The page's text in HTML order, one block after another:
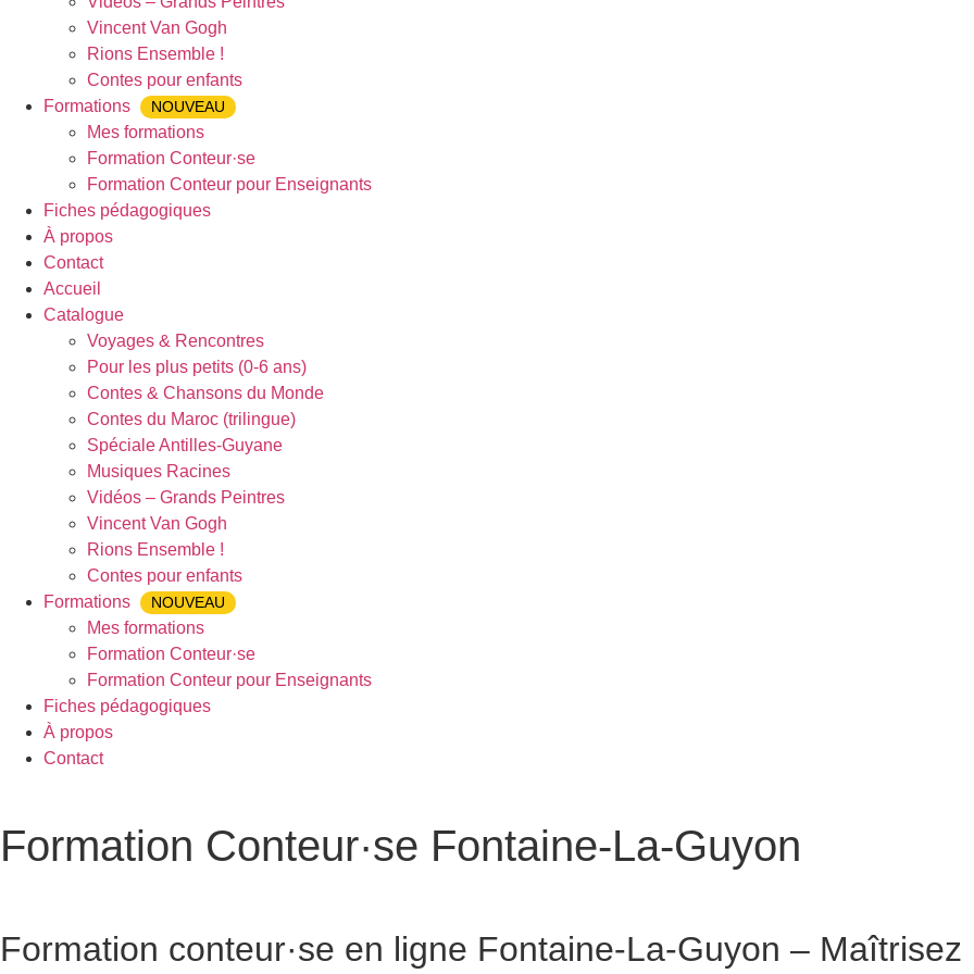
Vincent Van Gogh
Rions Ensemble !
Contes pour enfants
Formations
NOUVEAU
Mes formations
Formation Conteur·se
Formation Conteur pour Enseignants
Fiches pédagogiques
À propos
Contact
Accueil
Catalogue
Voyages & Rencontres
Pour les plus petits (0-6 ans)
Contes & Chansons du Monde
Contes du Maroc (trilingue)
Spéciale Antilles-Guyane
Musiques Racines
Vidéos – Grands Peintres
Vincent Van Gogh
Rions Ensemble !
Contes pour enfants
Formations
NOUVEAU
Mes formations
Formation Conteur·se
Formation Conteur pour Enseignants
Fiches pédagogiques
À propos
Contact
Formation Conteur·se Fontaine-La-Guyon
Formation conteur·se en ligne Fontaine-La-Guyon – Maîtrisez